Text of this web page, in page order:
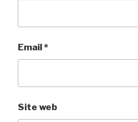
Email*
Site web